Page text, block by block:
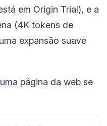
em Origin Trial), e a
(4K tokens de
expansão suave
página da web se